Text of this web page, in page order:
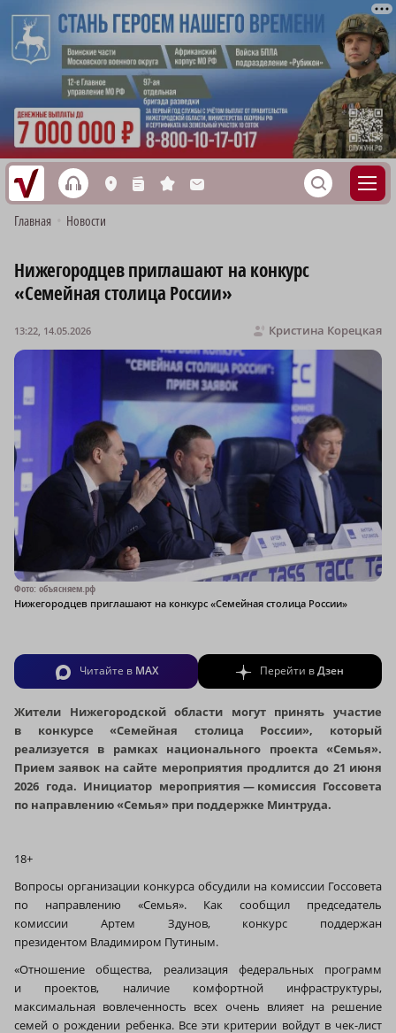
h L n s M S
Главная Новости
Нижегородцев приглашают на конкурс
«Семейная столица России»
Кристина Корецкая
13:22, 14.05.2026
Фото: объясняем.рф
Нижегородцев приглашают на конкурс «Семейная столица России»
Читайте в MAX Перейти вДзен
Жители Нижегородской области могут принять участие
в конкурсе «Семейная столица России», который
реализуется в рамках национального проекта «Семья».
Прием заявок на сайте мероприятия продлится до 21 июня
2026 года. Инициатор мероприятия — комиссия Госсовета
по направлению «Семья» при поддержке Минтруда.
18+
Вопросы организации конкурса обсудили на комиссии Госсовета
по направлению «Семья». Как сообщил председатель
комиссии Артем Здунов, конкурс поддержан
президентом Владимиром Путиным.
«Отношение общества, реализация федеральных программ
и проектов, наличие комфортной инфраструктуры,
максимальная вовлеченность всех очень влияет на решение
семей о рождении ребенка. Все эти критерии войдут в чек-лист